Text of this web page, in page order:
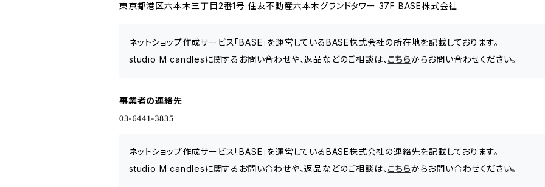
東京都港区六本木三丁目2番1号 住友不動産六本木グランドタワー 37F BASE株式会社
ネットショップ作成サービス「BASE」を運営しているBASE株式会社の所在地を記載しております。
studio M candlesに関するお問い合わせや、返品などのご相談は、 こちらからお問い合わせください。
事業者の連絡先
ネットショップ作成サービス「BASE」を運営しているBASE株式会社の連絡先を記載しております。
studio M candlesに関するお問い合わせや、返品などのご相談は、 こちらからお問い合わせください。